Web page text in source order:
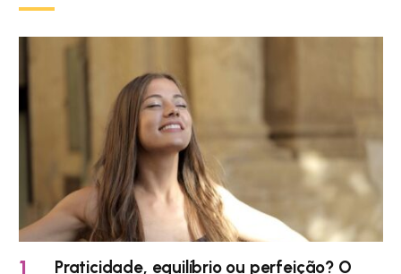
Praticidade, equilíbrio ou perfeição? O